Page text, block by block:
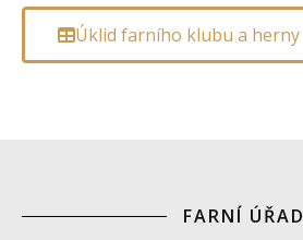
Úklid farního klubu a herny
FARNÍ ÚŘAD